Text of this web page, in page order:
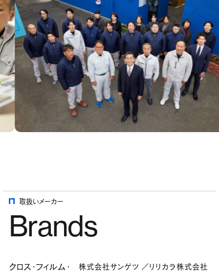
取扱いメーカー
Brands
クロス・フィルム・
株式会社サンゲツ ／リリカラ株式会社